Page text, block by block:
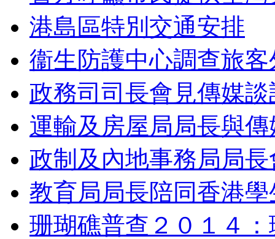
港島區特別交通安排
衞生防護中心調查旅
政務司司長會見傳媒
運輸及房屋局局長與
政制及內地事務局局
教育局局長陪同香港
珊瑚礁普查２０１４